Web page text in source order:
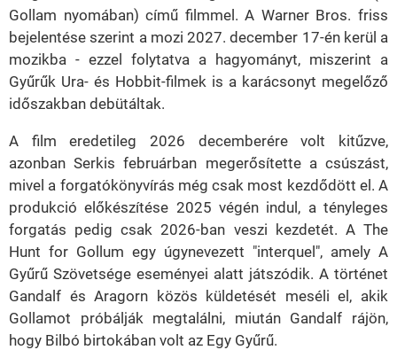
Gollam nyomában) című filmmel. A Warner Bros. friss
bejelentése szerint a mozi 2027. december 17-én kerül a
mozikba - ezzel folytatva a hagyományt, miszerint a
Gyűrűk Ura- és Hobbit-filmek is a karácsonyt megelőző
időszakban debütáltak.
A film eredetileg 2026 decemberére volt kitűzve,
azonban Serkis februárban megerősítette a csúszást,
mivel a forgatókönyvírás még csak most kezdődött el. A
produkció előkészítése 2025 végén indul, a tényleges
forgatás pedig csak 2026-ban veszi kezdetét. A The
Hunt for Gollum egy úgynevezett "interquel", amely A
Gyűrű Szövetsége eseményei alatt játszódik. A történet
Gandalf és Aragorn közös küldetését meséli el, akik
Gollamot próbálják megtalálni, miután Gandalf rájön,
hogy Bilbó birtokában volt az Egy Gyűrű.